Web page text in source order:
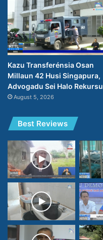
Kazu Transferénsia Osan
Millaun 42 Husi Singapura,
Advogadu Sei Halo Rekursu
August 5, 2026
Best Reviews